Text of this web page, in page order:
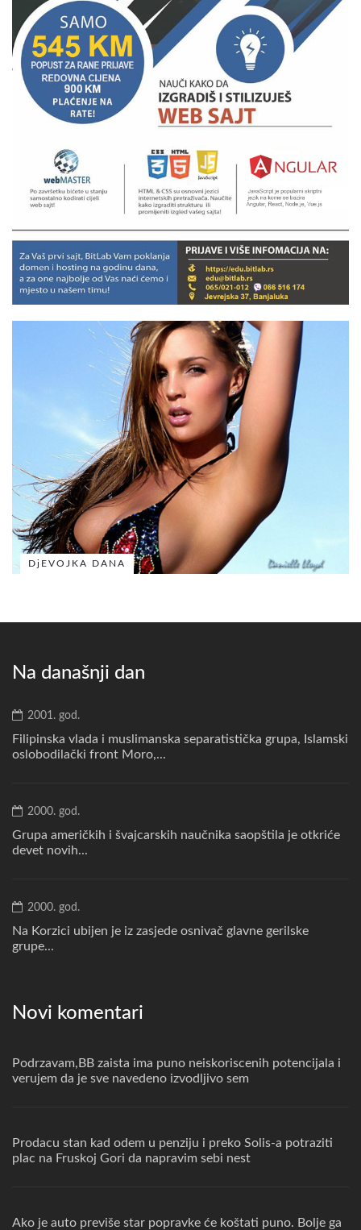
DjEVOJKA DANA
Na današnji dan
2001. god.
Filipinska vlada i muslimanska separatistička grupa, Islamski
oslobodilački front Moro,...
2000. god.
Grupa američkih i švajcarskih naučnika saopštila je otkriće
devet novih...
2000. god.
Na Korzici ubijen je iz zasjede osnivač glavne gerilske
grupe...
Novi komentari
Podrzavam,BB zaista ima puno neiskoriscenih potencijala i
verujem da je sve navedeno izvodljivo sem
Prodacu stan kad odem u penziju i preko Solis-a potraziti
plac na Fruskoj Gori da napravim sebi nest
Ako je auto previše star popravke će koštati puno. Bolje ga